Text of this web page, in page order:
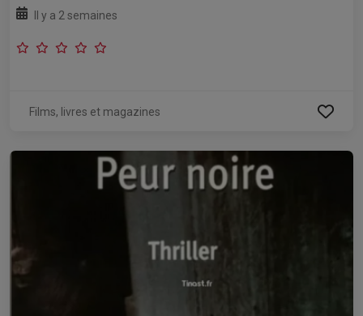
Il y a 2 semaines
Films, livres et magazines